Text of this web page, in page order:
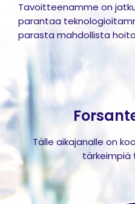
Tavoitteenamme on
parantaa
parasta mahdollista
Tälle aikajanalle on
tärkeimpiä